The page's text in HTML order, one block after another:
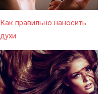
Как правильно наносить
духи